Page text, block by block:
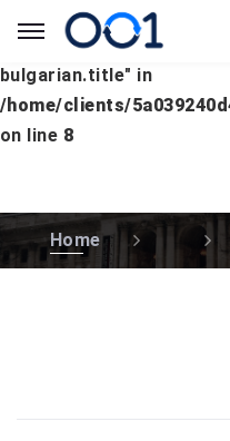
Warning: Undefined array
bulgarian.title" in
/home/clients/
on line 8
Home